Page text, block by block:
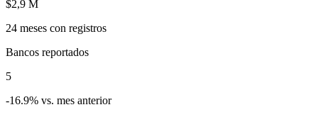
$2,9 M
24 meses con registros
Bancos reportados
5
-16.9% vs. mes anterior